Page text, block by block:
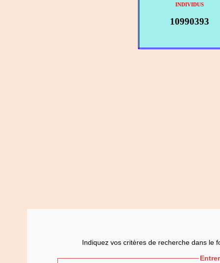
INDIVIDUS
10990393
Indiquez vos critères de recherche dans le